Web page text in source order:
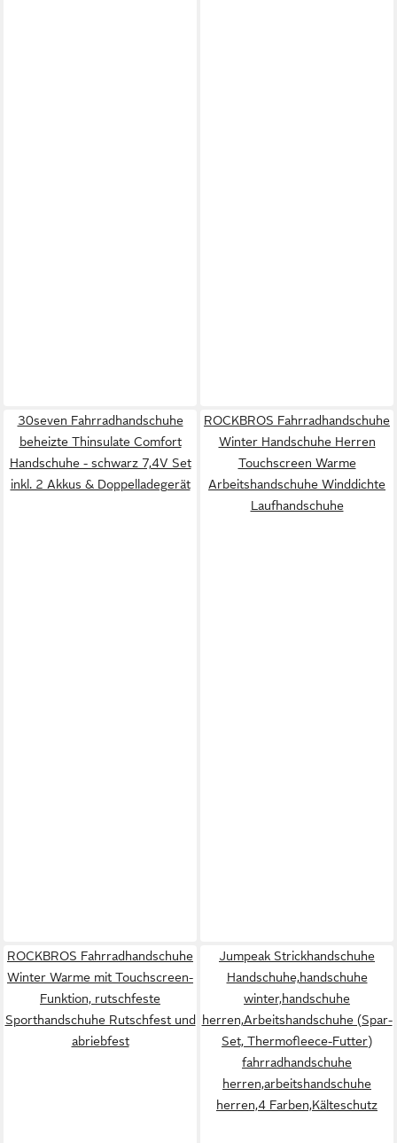
30seven Fahrradhandschuhe
beheizte Thinsulate Comfort
Handschuhe - schwarz 7,4V Set
inkl. 2 Akkus & Doppelladegerät
ROCKBROS Fahrradhandschuhe
Winter Handschuhe Herren
Touchscreen Warme
Arbeitshandschuhe Winddichte
Laufhandschuhe
ROCKBROS Fahrradhandschuhe
Winter Warme mit Touchscreen-
Funktion, rutschfeste
Sporthandschuhe Rutschfest und
abriebfest
Jumpeak Strickhandschuhe
Handschuhe,handschuhe
winter,handschuhe
herren,Arbeitshandschuhe (Spar-
Set, Thermofleece-Futter)
fahrradhandschuhe
herren,arbeitshandschuhe
herren,4 Farben,Kälteschutz